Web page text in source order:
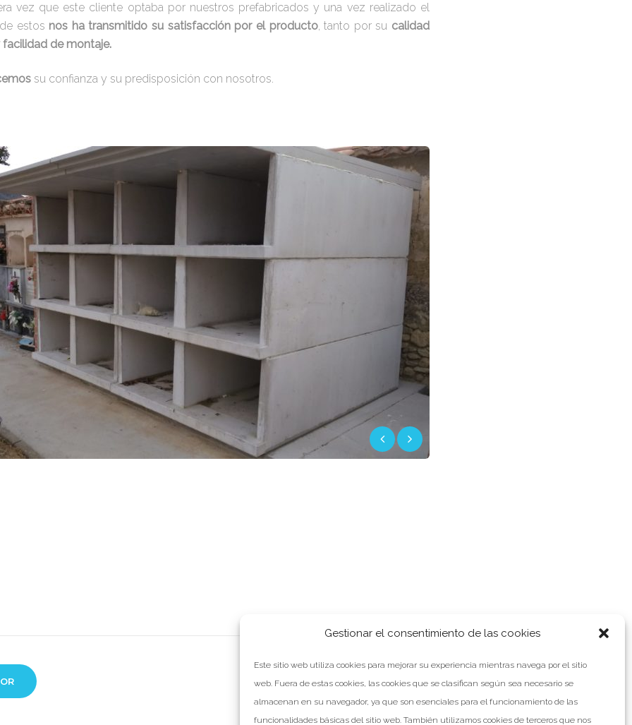
Gestionar el consentimiento de las cookies
Este sitio web utiliza cookies para mejorar su experiencia mientras navega por el sitio
web. Fuera de estas cookies, las cookies que se clasifican según sea necesario se
almacenan en su navegador, ya que son esenciales para el funcionamiento de las
funcionalidades básicas del sitio web. También utilizamos cookies de terceros que nos
vez que este cliente optaba por nuestros prefabricados y una vez realizado el
estos nos ha transmitido su satisfacción por el producto, tanto por su calidad
facilidad de montaje.
su confianza y su predisposición con nosotros.
NOTICIA SIGUIENTE